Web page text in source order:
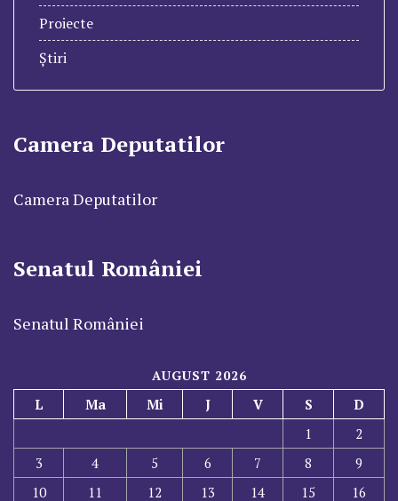
Proiecte
Știri
Camera Deputatilor
Camera Deputatilor
Senatul României
Senatul României
AUGUST 2026
L Ma Mi J V S
D
1
2
3
4 5 6 7 8
9
10
11 12 13 14 15
16